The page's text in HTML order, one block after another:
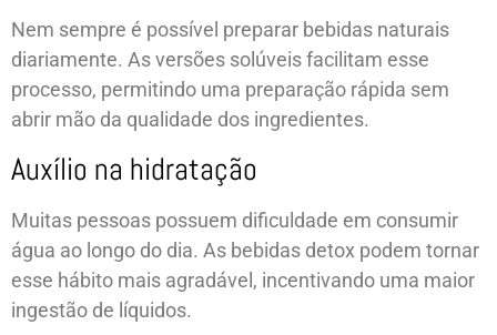
Nem sempre é possível preparar bebidas naturais
diariamente. As versões solúveis facilitam esse
processo, permitindo uma preparação rápida sem
abrir mão da qualidade dos ingredientes.
Auxílio na hidratação
Muitas pessoas possuem dificuldade em consumir
água ao longo do dia. As bebidas detox podem tornar
esse hábito mais agradável, incentivando uma maior
ingestão de líquidos.